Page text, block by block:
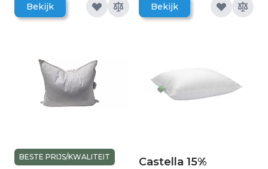
Bekijk Bekijk
BESTE PRIJS/KWALITEIT
Castella 15%